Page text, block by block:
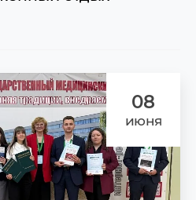
08
июня